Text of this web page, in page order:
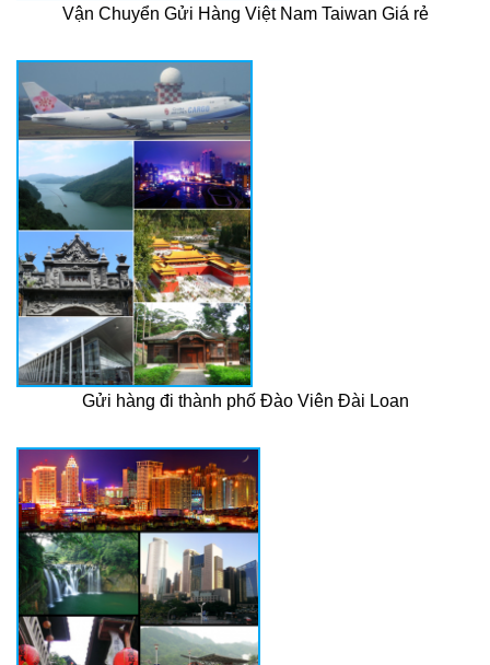
Vận Chuyển Gửi Hàng Việt Nam Taiwan Giá rẻ
Gửi hàng đi thành phố Đào Viên Đài Loan